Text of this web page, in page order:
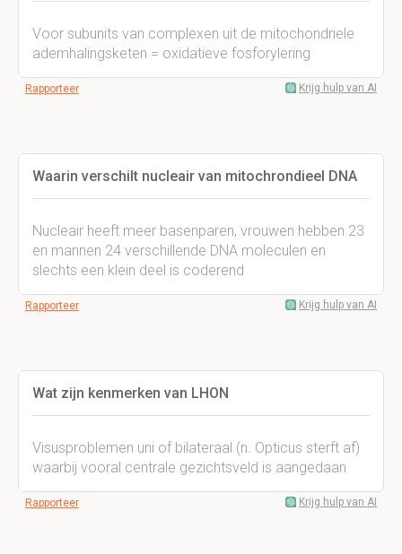
Voor subunits van complexen uit de mitochondriele
ademhalingsketen = oxidatieve fosforylering
Rapporteer Krijg hulp van AI
Waarin verschilt nucleair van mitochrondieel DNA
Nucleair heeft meer basenparen, vrouwen hebben 23
en mannen 24 verschillende DNA moleculen en
slechts een klein deel is coderend
Rapporteer Krijg hulp van AI
Wat zijn kenmerken van LHON
Visusproblemen uni of bilateraal (n. Opticus sterft af)
waarbij vooral centrale gezichtsveld is aangedaan
Rapporteer Krijg hulp van AI